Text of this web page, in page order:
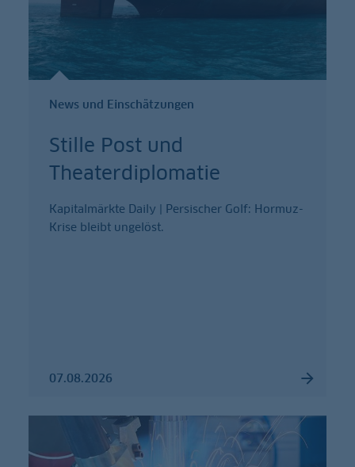
News und Einschätzungen
Stille Post und
Theaterdiplomatie
Kapitalmärkte Daily | Persischer Golf: Hormuz-
Krise bleibt ungelöst.
07.08.2026